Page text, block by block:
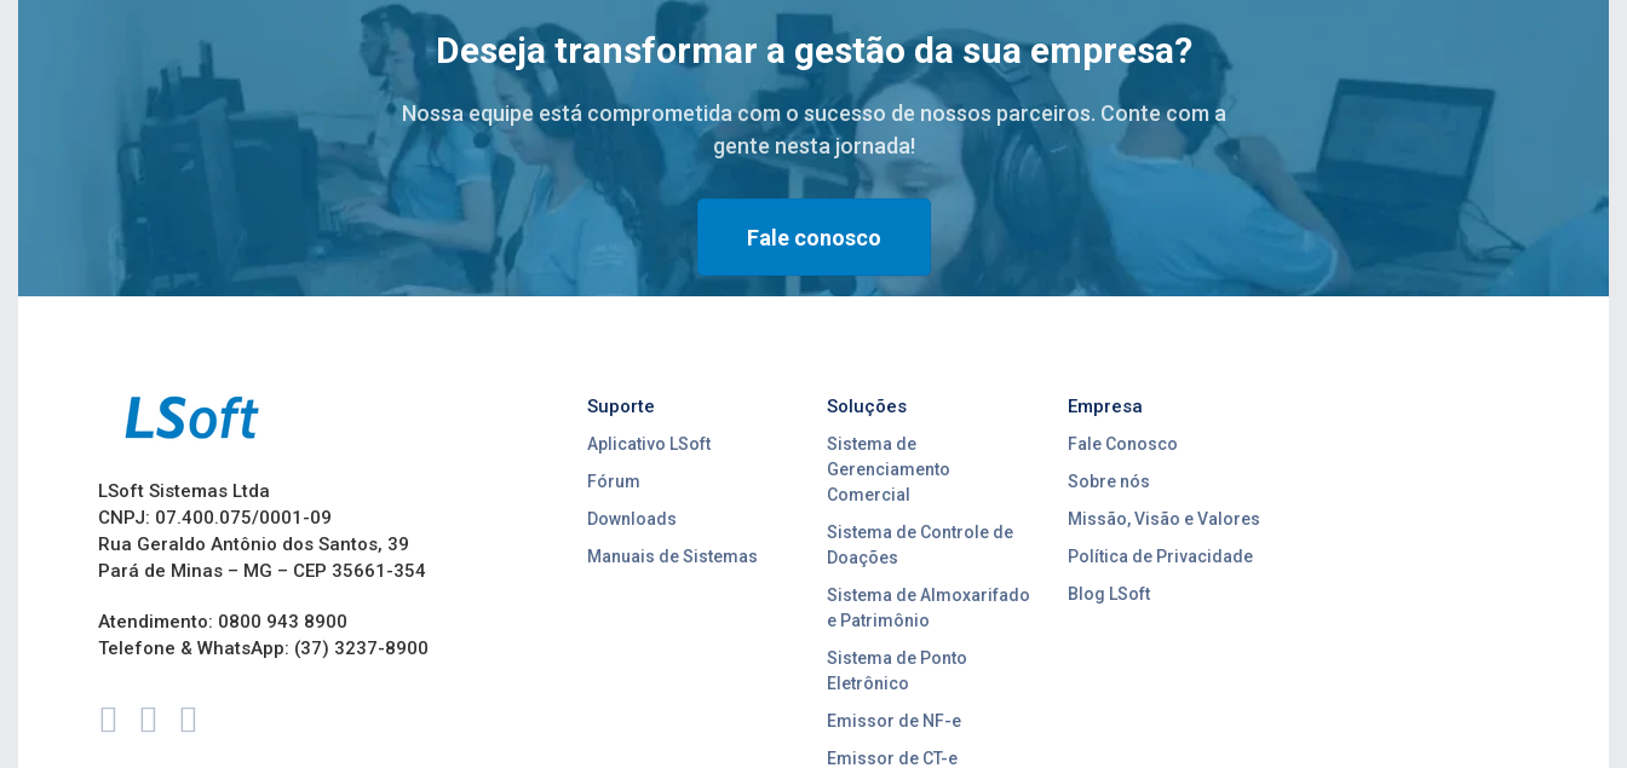
Deseja transformar a gestão da sua empresa?
Nossa equipe está comprometida com o sucesso de nossos parceiros. Conte com a
gente nesta jornada!
Fale conosco
LSoft Sistemas Ltda
CNPJ: 07.400.075/0001-09
Rua Geraldo Antônio dos Santos, 39
Pará de Minas – MG – CEP 35661-354
Atendimento: 0800 943 8900
Telefone & WhatsApp: (37) 3237-8900
Suporte
Aplicativo LSoft
Fórum
Downloads
Manuais de Sistemas
Soluções
Sistema de
Gerenciamento
Comercial
Sistema de Controle de
Doações
Sistema de Almoxarifado
e Patrimônio
Sistema de Ponto
Eletrônico
Emissor de NF-e
Emissor de CT-e
Empresa
Fale Conosco
Sobre nós
Missão, Visão e Valores
Política de Privacidade
Blog LSoft